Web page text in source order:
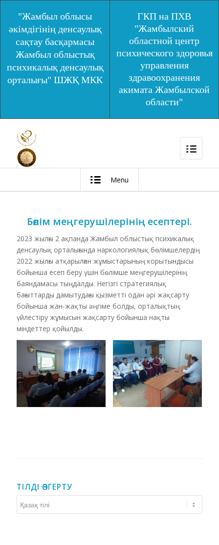
"Жамбыл облысы
әкімдігінің денсаулық
сақтау басқармасы
Жамбыл облыстық
психикалық денсаулық
орталығы" ШЖҚ МКК
ГКП на ПХВ
"Жамбылский
областной центр
психического здоровья
управления
здравоохранения
акимата Жамбылской
области"
Menu
Бөлім меңгерушілерінің есептері.
2023 жылғы 2 ақпанда Жамбыл облыстық психикалық
денсаулық орталығында наркологиялық бөлімшелердің
2022 жылғы атқарылған жұмыстарының корытындысы
бойынша есеп беру үшін бөлімше меңгерушілерінің
баяндамасы тыңдалды. Негізгі стратегиялық
бағыттарды дамытудағы қызметті одан әрі жақсарту
бойынша жан-жақты әңгіме болды, орталықтың
үйлестіру жұмысын жақсарту бойынша нақты
міндеттер қойылды.
ТІЛДІ ӨЗГЕРТУ
өзгерту